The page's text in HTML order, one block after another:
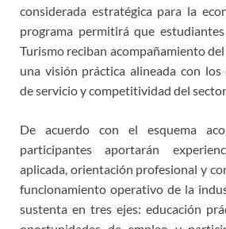
considerada estratégica para la
programa permitirá que
Turismo reciban acompañamiento
una visión práctica alineada con los
de servicio y competitividad del
De acuerdo con el esquema
participantes aportarán
aplicada, orientación profesional y
funcionamiento operativo de la
sustenta en tres ejes: educación